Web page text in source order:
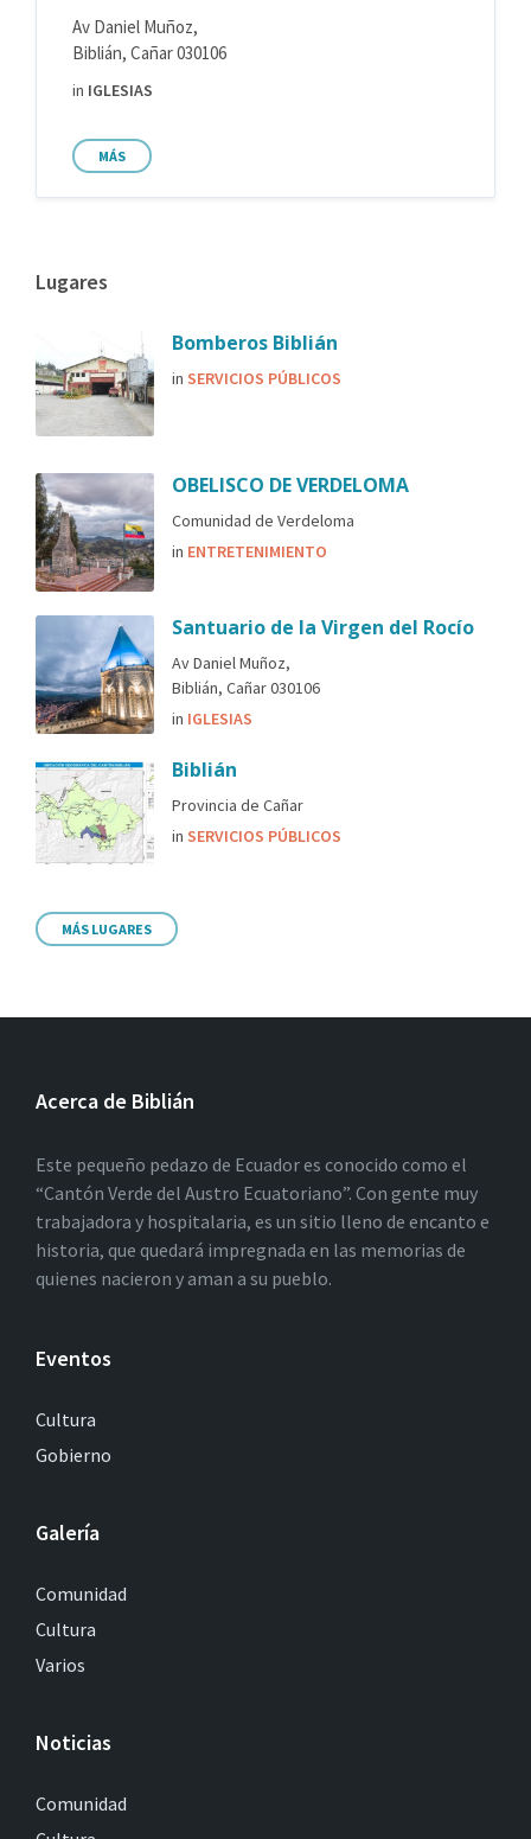
Av Daniel Muñoz,
Biblián, Cañar 030106
in IGLESIAS
MÁS
Lugares
Bomberos Biblián
in SERVICIOS PÚBLICOS
OBELISCO DE VERDELOMA
Comunidad de Verdeloma
in ENTRETENIMIENTO
Santuario de la Virgen del Rocío
Av Daniel Muñoz,
Biblián, Cañar 030106
in IGLESIAS
Biblián
Provincia de Cañar
in SERVICIOS PÚBLICOS
MÁS LUGARES
Acerca de Biblián
Este pequeño pedazo de Ecuador es conocido como el
“Cantón Verde del Austro Ecuatoriano”. Con gente muy
trabajadora y hospitalaria, es un sitio lleno de encanto e
historia, que quedará impregnada en las memorias de
quienes nacieron y aman a su pueblo.
Eventos
Cultura
Gobierno
Galería
Comunidad
Cultura
Varios
Noticias
Comunidad